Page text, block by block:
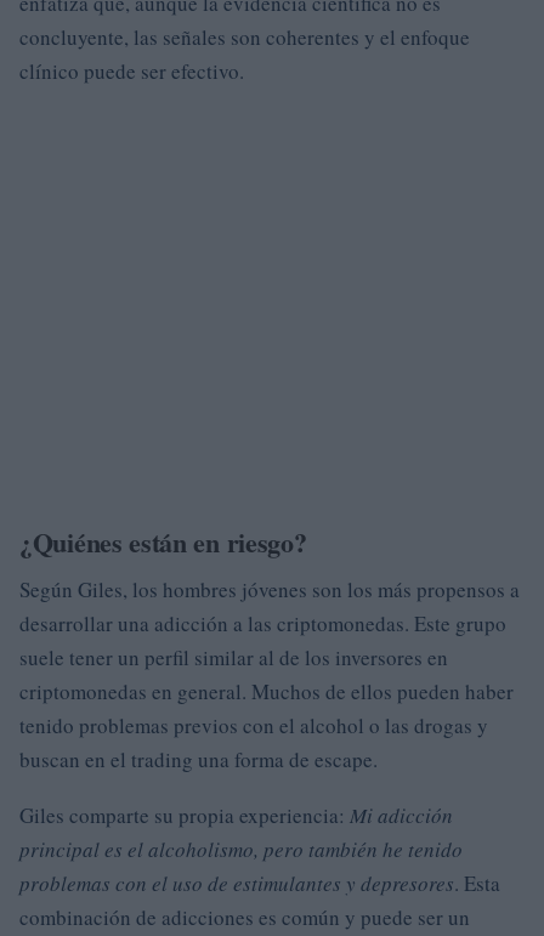
concluyente, las señales son coherentes y el enfoque
clínico puede ser efectivo.
¿Quiénes están en riesgo?
Según Giles, los hombres jóvenes son los más propensos a
desarrollar una adicción a las criptomonedas. Este grupo
suele tener un perfil similar al de los inversores en
criptomonedas en general. Muchos de ellos pueden haber
tenido problemas previos con el alcohol o las drogas y
buscan en el trading una forma de escape.
Giles comparte su propia experiencia: Mi adicción
principal es el alcoholismo, pero también he tenido
problemas con el uso de estimulantes y depresores. Esta
combinación de adicciones es común y puede ser un